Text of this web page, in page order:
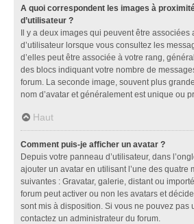
A quoi correspondent les images à
d’utilisateur ?
Il y a deux images qui peuvent être associées
d’utilisateur lorsque vous consultez les
d’elles peut être associée à votre rang,
des blocs indiquant votre nombre de
forum. La seconde image, souvent plus
nom d’avatar et généralement est unique ou
Haut
Comment puis-je afficher un avatar ?
Depuis votre panneau d’utilisateur, dans
ajouter un avatar en utilisant l’une des quatre
suivantes : Gravatar, galerie, distant ou
forum peut activer ou non les avatars et
sont mis à disposition. Si vous ne pouvez pas
contactez un administrateur du forum.